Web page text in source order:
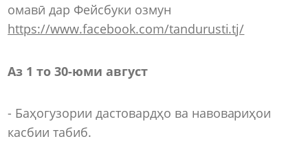
омавӣ дар Фейсбуки озмун
https://www.facebook.com/tandurusti.tj/
Аз 1 то 30-юми август
- Баҳогузории дастовардҳо ва навовариҳои
касбии табиб.